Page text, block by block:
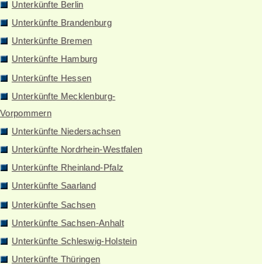
Unterkünfte Berlin
Unterkünfte Brandenburg
Unterkünfte Bremen
Unterkünfte Hamburg
Unterkünfte Hessen
Unterkünfte Mecklenburg-
Vorpommern
Unterkünfte Niedersachsen
Unterkünfte Nordrhein-Westfalen
Unterkünfte Rheinland-Pfalz
Unterkünfte Saarland
Unterkünfte Sachsen
Unterkünfte Sachsen-Anhalt
Unterkünfte Schleswig-Holstein
Unterkünfte Thüringen